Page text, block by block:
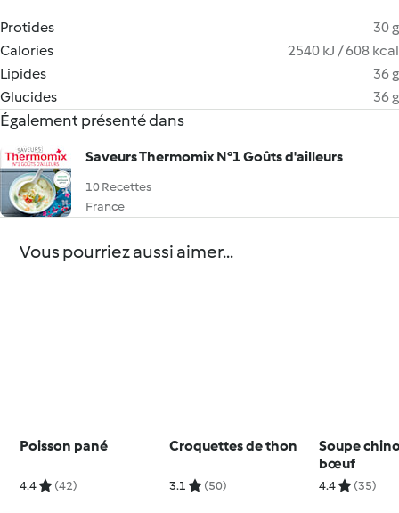
Protides
30 g
Calories
2540 kJ / 608 kcal
Lipides
36 g
Glucides
36 g
Également présenté dans
Saveurs Thermomix N°1 Goûts d'ailleurs
10 Recettes
France
Vous pourriez aussi aimer...
Poisson pané
4.4 (42)
Croquettes de thon
3.1 (50)
Soupe
bœuf
4.4 (35)